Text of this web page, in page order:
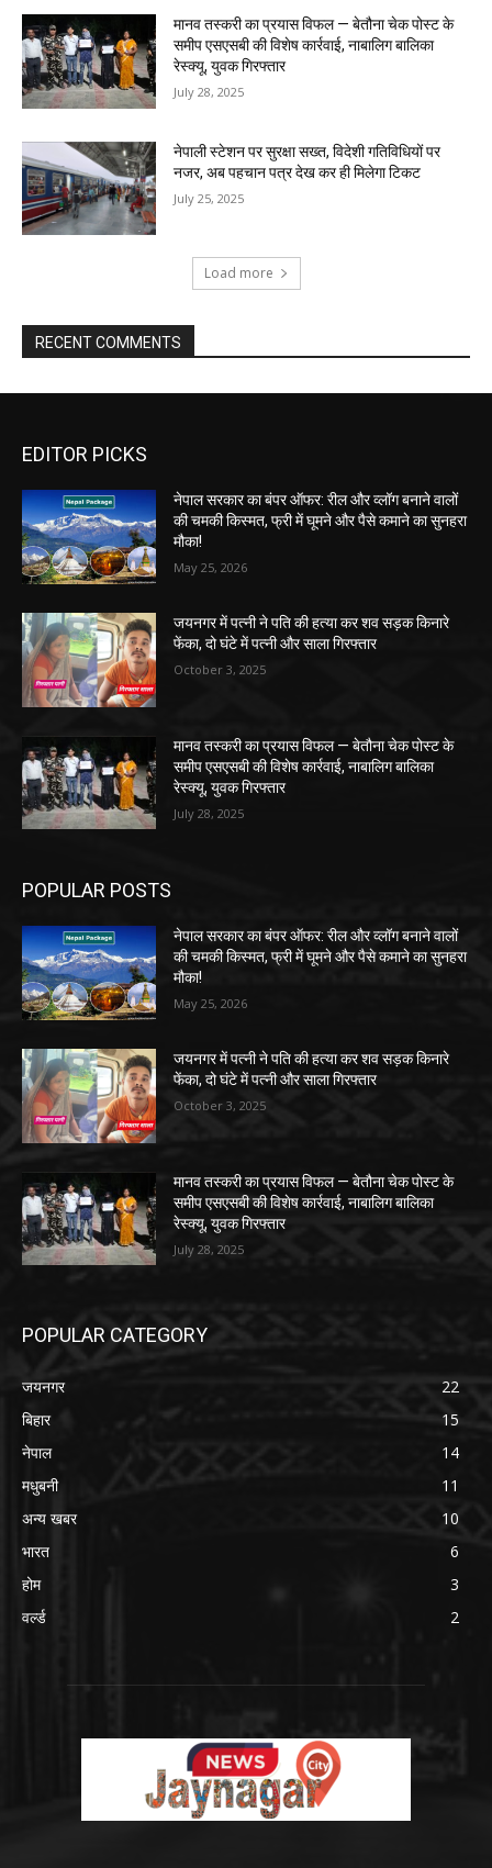
मानव तस्करी का प्रयास विफल — बेतौना चेक पोस्ट के
समीप एसएसबी की विशेष कार्रवाई, नाबालिग बालिका
रेस्क्यू, युवक गिरफ्तार
July 28, 2025
नेपाली स्टेशन पर सुरक्षा सख्त, विदेशी गतिविधियों पर
नजर, अब पहचान पत्र देख कर ही मिलेगा टिकट
July 25, 2025
Load more
RECENT COMMENTS
EDITOR PICKS
नेपाल सरकार का बंपर ऑफर: रील और व्लॉग बनाने वालों
की चमकी किस्मत, फ्री में घूमने और पैसे कमाने का सुनहरा
मौका!
May 25, 2026
जयनगर में पत्नी ने पति की हत्या कर शव सड़क किनारे
फेंका, दो घंटे में पत्नी और साला गिरफ्तार
October 3, 2025
मानव तस्करी का प्रयास विफल — बेतौना चेक पोस्ट के
समीप एसएसबी की विशेष कार्रवाई, नाबालिग बालिका
रेस्क्यू, युवक गिरफ्तार
July 28, 2025
POPULAR POSTS
नेपाल सरकार का बंपर ऑफर: रील और व्लॉग बनाने वालों
की चमकी किस्मत, फ्री में घूमने और पैसे कमाने का सुनहरा
मौका!
May 25, 2026
जयनगर में पत्नी ने पति की हत्या कर शव सड़क किनारे
फेंका, दो घंटे में पत्नी और साला गिरफ्तार
October 3, 2025
मानव तस्करी का प्रयास विफल — बेतौना चेक पोस्ट के
समीप एसएसबी की विशेष कार्रवाई, नाबालिग बालिका
रेस्क्यू, युवक गिरफ्तार
July 28, 2025
POPULAR CATEGORY
जयनगर
22
बिहार
15
नेपाल
14
मधुबनी
11
अन्य खबर
10
भारत
6
होम
3
वर्ल्ड
2